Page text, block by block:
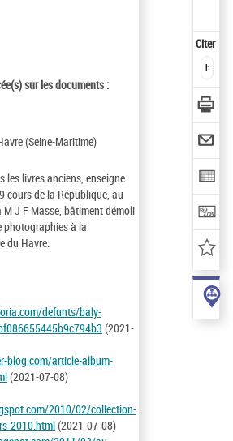
sur les documents :
(Seine-Maritime)
les livres anciens, enseigne
cours de la République, au
M J F Masse, bâtiment démoli
photographies à la
du Havre.
defunts/baly-
(2021-
blog.com/article-album-
(2021-07-08)
2010/02/collection-
2010.html(2021-07-08)
Citer